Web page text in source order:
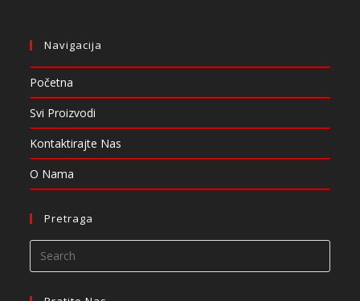
Navigacija
Početna
Svi Proizvodi
Kontaktirajte Nas
O Nama
Pretraga